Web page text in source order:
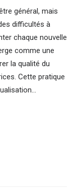
général, mais
difficultés à
chaque nouvelle
comme une
la qualité du
Cette pratique